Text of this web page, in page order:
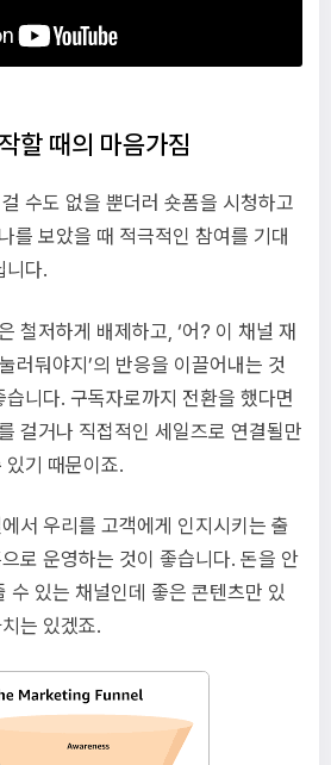
할 때의 마음가짐
수도 없을 뿐더러 숏폼을 시청하고
를 보았을 때 적극적인 참여를 기대
니다.
철저하게 배제하고, ‘어? 이 채널 재
러둬야지’의 반응을 이끌어내는 것
니다. 구독자로까지 전환을 했다면
걸거나 직접적인 세일즈로 연결될만
있기 때문이죠.
서 우리를 고객에게 인지시키는 출
로 운영하는 것이 좋습니다. 돈을 안
수 있는 채널인데 좋은 콘텐츠만 있
는 있겠죠.